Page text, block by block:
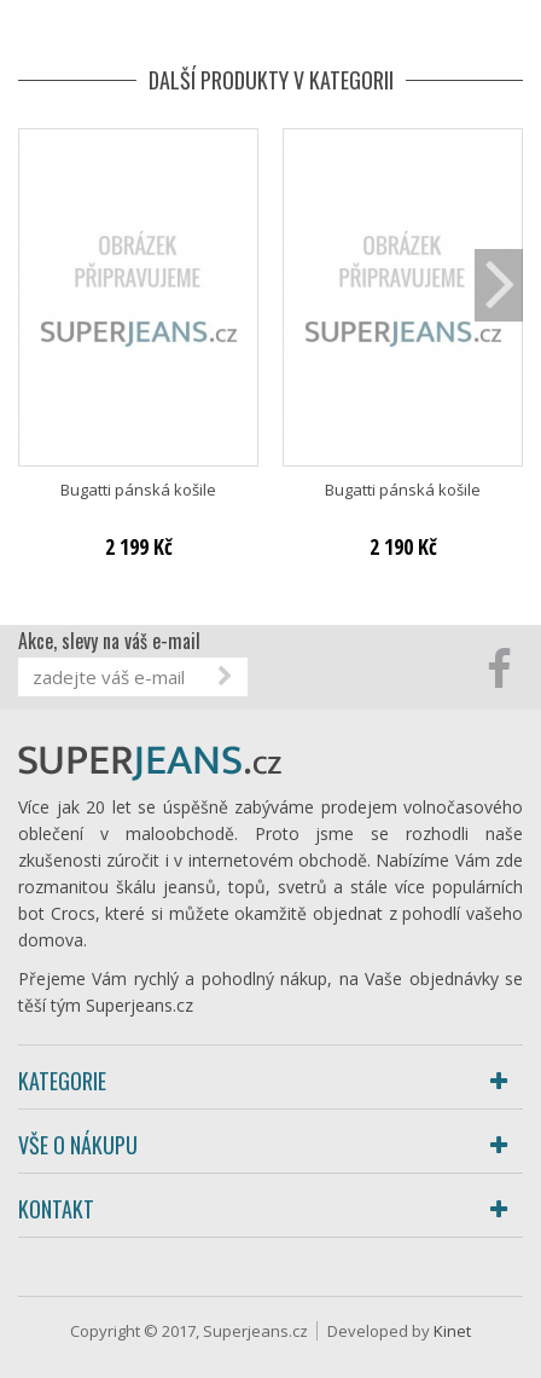
DALŠÍ PRODUKTY V KATEGORII
Bugatti pánská košile
2 199 Kč
Bugatti pánská košile
2 190 Kč
Akce, slevy na váš e-mail
Více jak 20 let se úspěšně zabýváme prodejem volnočasového
oblečení v maloobchodě. Proto jsme se rozhodli naše
zkušenosti zúročit i v internetovém obchodě. Nabízíme Vám zde
rozmanitou škálu jeansů, topů, svetrů a stále více populárních
bot Crocs, které si můžete okamžitě objednat z pohodlí vašeho
domova.
Přejeme Vám rychlý a pohodlný nákup, na Vaše objednávky se
těší tým Superjeans.cz
KATEGORIE
VŠE O NÁKUPU
KONTAKT
Copyright © 2017, Superjeans.cz Developed by Kinet